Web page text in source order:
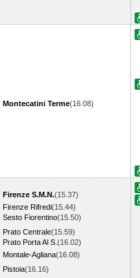
Montecatini Terme(16.08)
Firenze S.M.N.(15.37)
Firenze Rifredi(15.44)
Sesto Fiorentino(15.50)
Prato Centrale(15.59)
Prato Porta Al S. (16.02)
Montale-Agliana(16.08)
Pistoia(16.16)